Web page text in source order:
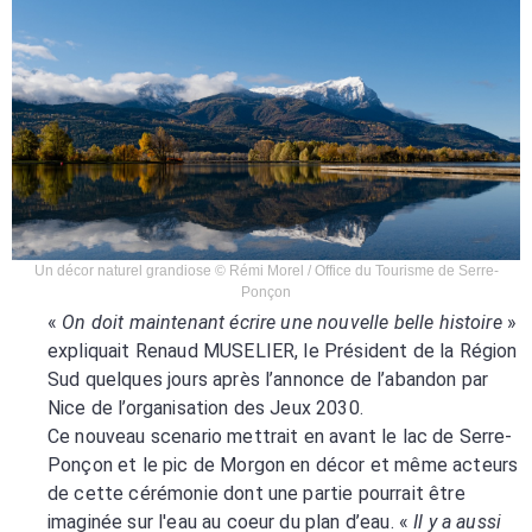
Un décor naturel grandiose © Rémi Morel / Office du Tourisme de Serre-
Ponçon
« On doit maintenant écrire une nouvelle belle histoire»
expliquait Renaud MUSELIER, le Président de la Région
Sud quelques jours après l’annonce de l’abandon par
Nice de l’organisation des Jeux 2030.
Ce nouveau scenario mettrait en avant le lac de Serre-
Ponçon et le pic de Morgon en décor et même acteurs
de cette cérémonie dont une partie pourrait être
imaginée sur l'eau au coeur du plan d’eau. « Il y a aussi